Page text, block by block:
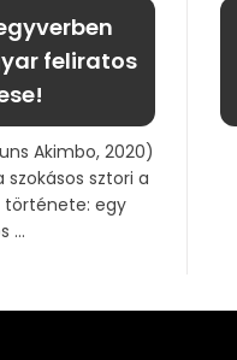
feliratos
Akimbo, 2020)
szokásos sztori a
története: egy
...